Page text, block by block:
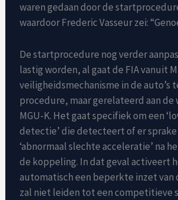
waren gedaan door de
waardoor Frederic Vasseur zei:
De startprocedure nog verder
lastig worden, al gaat de FIA ​​vanuit
veiligheidsmechanisme in de auto’s
procedure, maar gerelateerd aan de
MGU-K. Het gaat specifiek om een
detectie’ die detecteert of er sprake
‘abnormaal slechte acceleratie’ na
de koppeling. In dat geval activeert
automatisch een beperkte inzet van
zal niet leiden tot een competitieve